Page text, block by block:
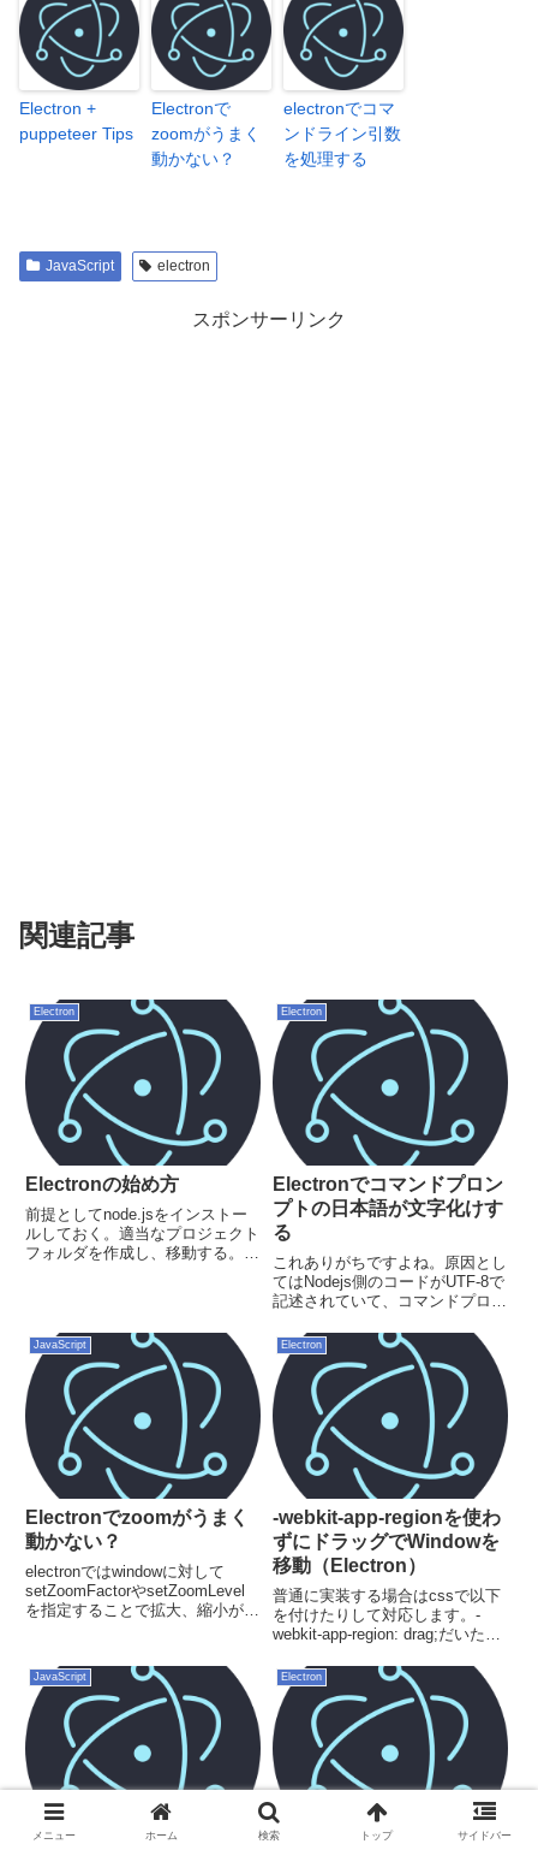
Electron +
puppeteer Tips
Electronで
zoomがうまく
動かない？
electronでコマ
ンドライン引数
を処理する
JavaScript electron
スポンサーリンク
関連記事
Electron
Electronの始め方
前提としてnode.jsをインストー
ルしておく。適当なプロジェクト
フォルダを作成し、移動する。
Electron
Electronでコマンドプロン
プトの日本語が文字化けす
る
これありがちですよね。原因とし
てはNodejs側のコードがUTF-8で
記述されていて、コマンドプロン
んでいるために発生します。//
command promptで以下のコード
を打つと現在の文字コード...
JavaScript
Electronでzoomがうまく
動かない？
electronではwindowに対して
setZoomFactorやsetZoomLevel
を指定することで拡大、縮小がで
して微妙に詰まったので書き残し
ます。mainWindow ...
Electron
-webkit-app-regionを使わ
ずにドラッグでWindowを
移動（Electron）
普通に実装する場合はcssで以下
を付けたりして対応します。-
webkit-app-region: drag;だいたい
が、これをやると該当部分のマウ
スイベントを受け取れなくなるの
で回避したい場合はMainProc...
JavaScript Electron
メニュー ホーム 検索 トップ サイドバー